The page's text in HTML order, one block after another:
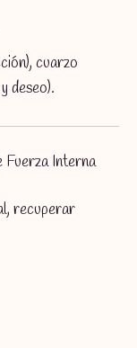
cuarzo
deseo).
Fuerza Interna
recuperar